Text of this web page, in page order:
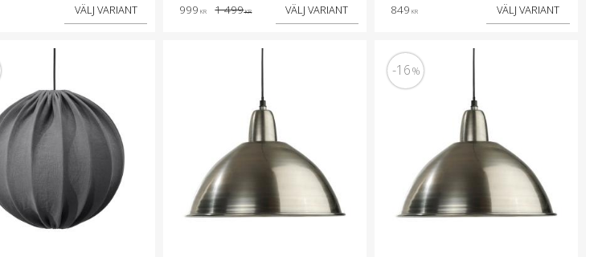
999 KR 1 499KR 849 KR
16%